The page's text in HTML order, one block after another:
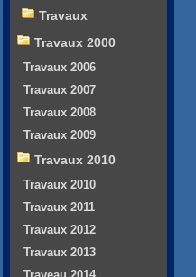
Travaux
Travaux 2000
Travaux 2006
Travaux 2007
Travaux 2008
Travaux 2009
Travaux 2010
Travaux 2010
Travaux 2011
Travaux 2012
Travaux 2013